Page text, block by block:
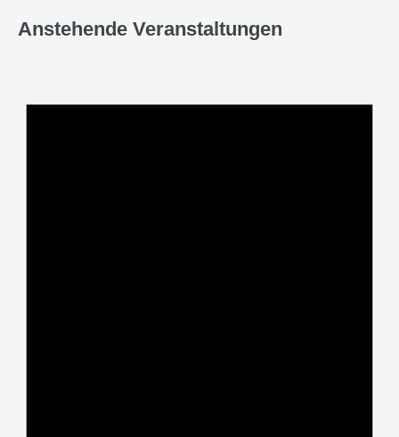
Anstehende Veranstaltungen